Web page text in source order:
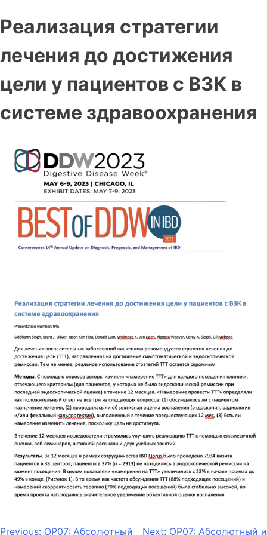
Реализация стратегии
лечения до достижения
цели у пациентов с ВЗК в
системе здравоохранения
Previous: OP07: Абсолютный Next: OP07: Абсолютный и